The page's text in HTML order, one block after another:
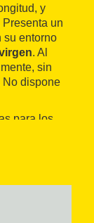
y
un
su entorno
. Al
sin
No dispone
para los
el verde,